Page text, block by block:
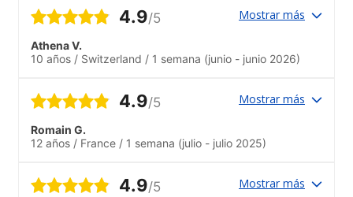
4.9/5 Mostrar más
Athena V.
10 años / Switzerland / 1 semana (junio - junio 2026)
4.9/5 Mostrar más
Romain G.
12 años / France / 1 semana (julio - julio 2025)
4.9/5 Mostrar más